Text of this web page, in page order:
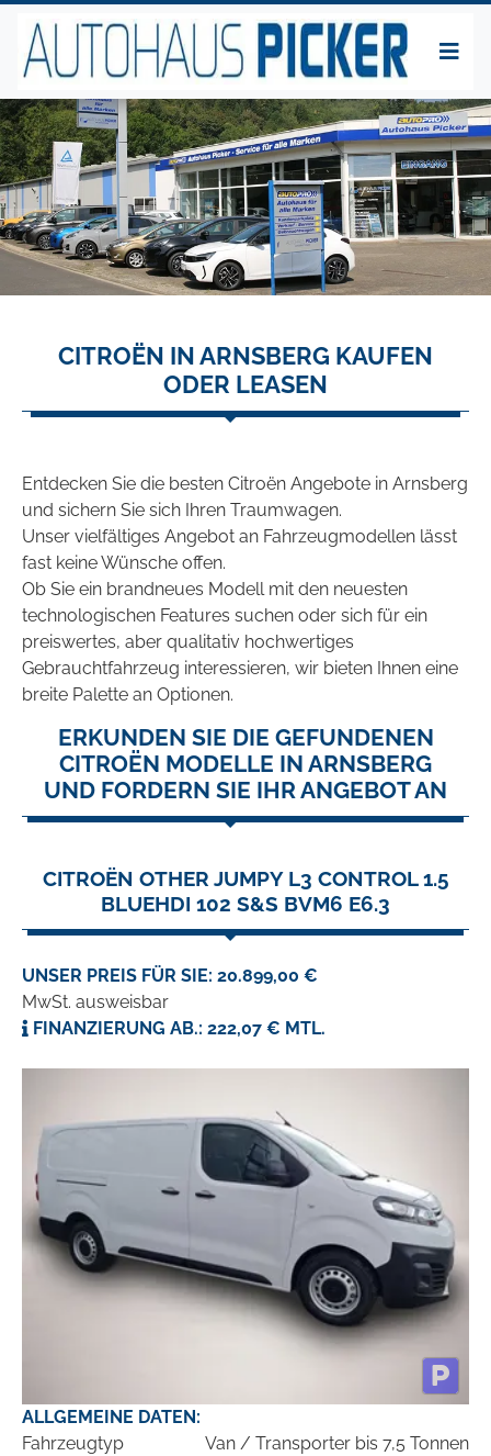
CITROËN IN ARNSBERG KAUFEN
ODER LEASEN
Entdecken Sie die besten Citroën Angebote in Arnsberg
und sichern Sie sich Ihren Traumwagen.
Unser vielfältiges Angebot an Fahrzeugmodellen lässt
fast keine Wünsche offen.
Ob Sie ein brandneues Modell mit den neuesten
technologischen Features suchen oder sich für ein
preiswertes, aber qualitativ hochwertiges
Gebrauchtfahrzeug interessieren, wir bieten Ihnen eine
breite Palette an Optionen.
ERKUNDEN SIE DIE GEFUNDENEN
CITROËN MODELLE IN ARNSBERG
UND FORDERN SIE IHR ANGEBOT AN
CITROËN OTHER JUMPY L3 CONTROL 1.5
BLUEHDI 102 S&S BVM6 E6.3
UNSER PREIS FÜR SIE: 20.899,00 €
MwSt. ausweisbar
FINANZIERUNG AB.: 222,07 € MTL.
ALLGEMEINE DATEN:
Fahrzeugtyp
Van / Transporter bis 7,5 Tonnen